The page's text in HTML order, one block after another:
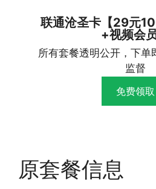
联通沧圣卡【29元
+视频会员
所有套餐透明公开，下单
监督
免费领取
原套餐信息